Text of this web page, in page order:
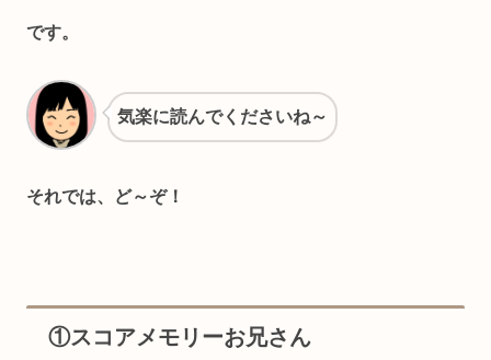
です。
気楽に読んでくださいね～
それでは、ど～ぞ！
①スコアメモリーお兄さん